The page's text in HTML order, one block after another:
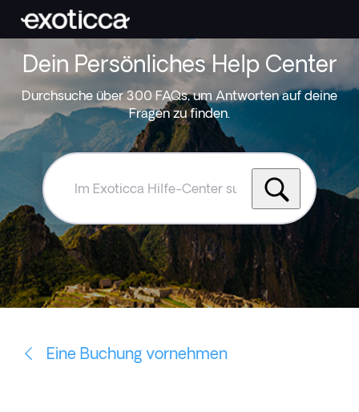
Dein Persönliches Help Center
Durchsuche über 300 FAQs, um Antworten auf deine
Fragen zu finden.
Hilfe-
Center
suchen
Eine Buchung vornehmen